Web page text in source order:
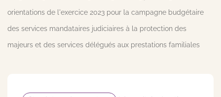
orientations de l'exercice 2023 pour la campagne budgétaire
des services mandataires judiciaires à la protection des
majeurs et des services délégués aux prestations familiales